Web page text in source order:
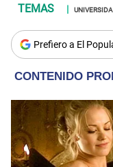
Prefiero a El